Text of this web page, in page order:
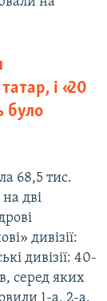
і «20
було
68,5 тис.
дві
дивізії:
дивізії: 40-
серед яких